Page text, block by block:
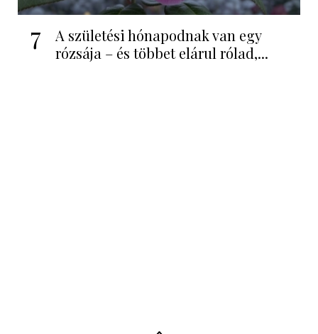
7
A születési hónapodnak van egy
rózsája – és többet elárul rólad,...